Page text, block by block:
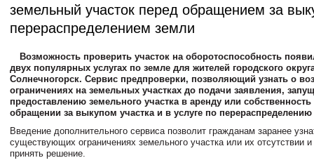
земельный участок перед обращением за
перераспределением земли
Возможность проверить участок на оборотоспособность
двух популярных услугах по земле для жителей городского
Солнечногорск. Сервис предпроверки, позволяющий узнать о
ограничениях на земельных участках до подачи заявления,
предоставлению земельного участка в аренду или собственность
обращении за выкупом участка и в услуге по
Введение дополнительного сервиса позволит гражданам заранее
существующих ограничениях земельного участка или их отсутствии
принять решение.